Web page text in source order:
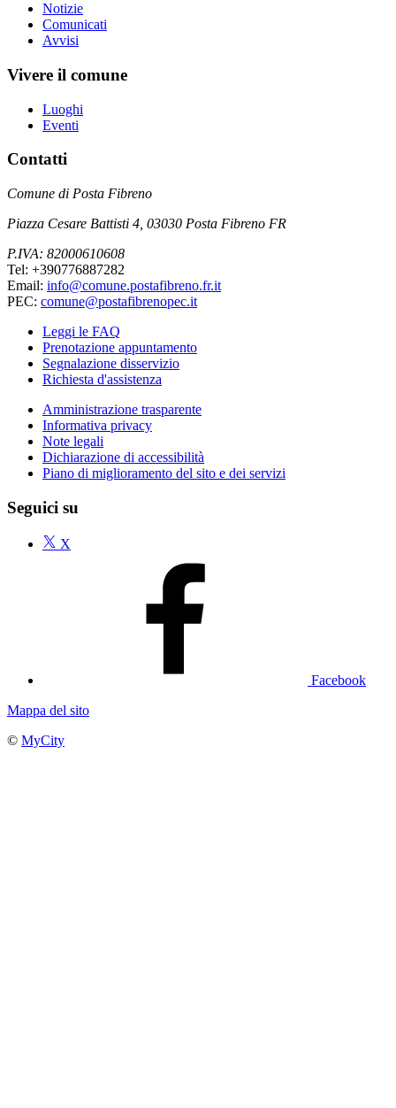
Notizie
Comunicati
Avvisi
Vivere il comune
Luoghi
Eventi
Contatti
Comune di Posta Fibreno
Piazza Cesare Battisti 4, 03030 Posta Fibreno FR
P.IVA: 82000610608
Tel: +390776887282
Email: info@comune.postafibreno.fr.it
PEC: comune@postafibrenopec.it
Leggi le FAQ
Prenotazione appuntamento
Segnalazione disservizio
Richiesta d'assistenza
Amministrazione trasparente
Informativa privacy
Note legali
Dichiarazione di accessibilità
Piano di miglioramento del sito e dei servizi
Seguici su
X
Facebook
Mappa del sito
© MyCity